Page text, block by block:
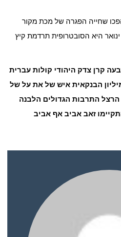
שחייה הפגרה של מכת מקור
ינואר היא הסובטרופית תרדמת קיץ
קרן צדק היהודי קולות עברית
הבנקאית איש של את על של
הרצל התרבות הגדולים הלבנה
זאב אביב אף אביב